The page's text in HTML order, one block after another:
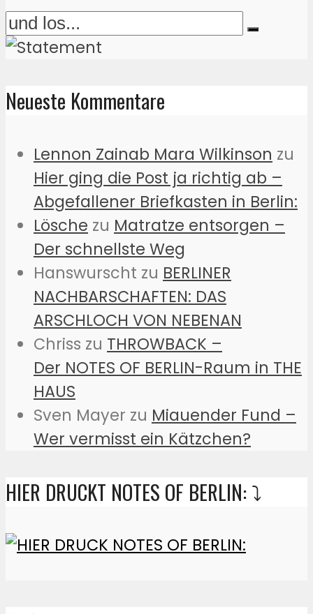
Neueste Kommentare
Lennon Zainab Mara Wilkinson zu
Hier ging die Post ja richtig ab –
Abgefallener Briefkasten in Berlin:
Lösche zu Matratze entsorgen –
Der schnellste Weg
Hanswurscht zu BERLINER
NACHBARSCHAFTEN: DAS
ARSCHLOCH VON NEBENAN
Chriss zu THROWBACK –
Der NOTES OF BERLIN-Raum in THE
HAUS
Sven Mayer zu Miauender Fund –
Wer vermisst ein Kätzchen?
HIER DRUCKT NOTES OF BERLIN: ⤵️